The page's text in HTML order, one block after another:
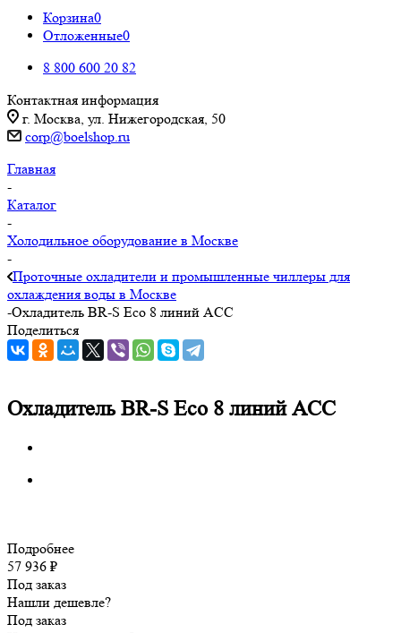
Корзина0
Отложенные0
8 800 600 20 82
Контактная информация
г. Москва, ул. Нижегородская, 50
corp@boelshop.ru
Главная
-
Каталог
-
Холодильное оборудование в Москве
-
Проточные охладители и промышленные чиллеры для
охлаждения воды в Москве
-Охладитель BR-S Есо 8 линий ACC
Поделиться
Охладитель BR-S Есо 8 линий ACC
Подробнее
57 936 ₽
Под заказ
Нашли дешевле?
Под заказ